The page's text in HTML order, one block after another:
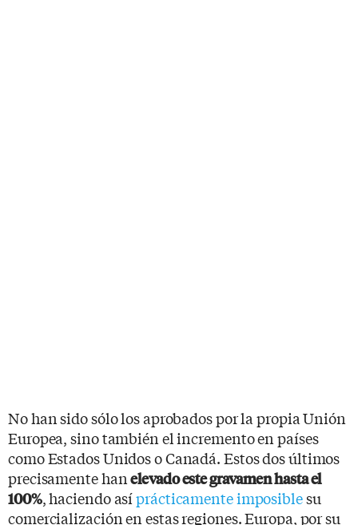
No han sido sólo los aprobados por la propia Unión
Europea, sino también el incremento en países
como Estados Unidos o Canadá. Estos dos últimos
precisamente hanelevado este gravamen hasta el
100%, haciendo asíprácticamente imposiblesu
comercialización en estas regiones. Europa, por su